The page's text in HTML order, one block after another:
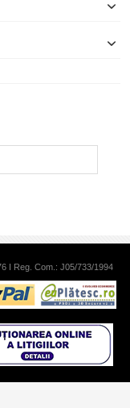
I Reg. Com.: J05/733/1994